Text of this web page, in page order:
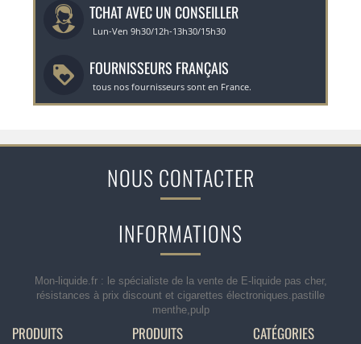
TCHAT AVEC UN CONSEILLER
Lun-Ven 9h30/12h-13h30/15h30
FOURNISSEURS FRANÇAIS
tous nos fournisseurs sont en France.
NOUS CONTACTER
INFORMATIONS
Mon-liquide.fr : le spécialiste de la vente de E-liquide pas cher,
résistances à prix discount et cigarettes électroniques.pastille
menthe,pulp
PRODUITS PRODUITS CATÉGORIES